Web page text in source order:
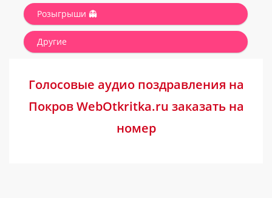
Розыгрыши 👻
Другие
Голосовые аудио поздравления на
Покров WebOtkritka.ru заказать на
номер